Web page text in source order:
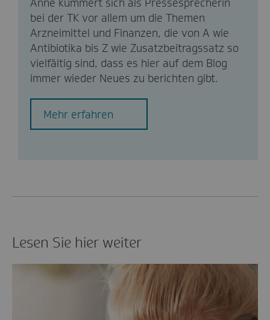
Anne kümmert sich als Pressesprecherin
bei der TK vor allem um die Themen
Arzneimittel und Finanzen, die von A wie
Antibiotika bis Z wie Zusatzbeitragssatz so
vielfältig sind, dass es hier auf dem Blog
immer wieder Neues zu berichten gibt.
Mehr erfahren
Lesen Sie hier weiter